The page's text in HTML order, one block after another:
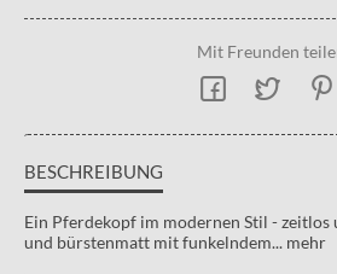
Mit Freunden
BESCHREIBUNG
Ein Pferdekopf im modernen Stil - zeitlos
und bürstenmatt mit funkelndem... mehr